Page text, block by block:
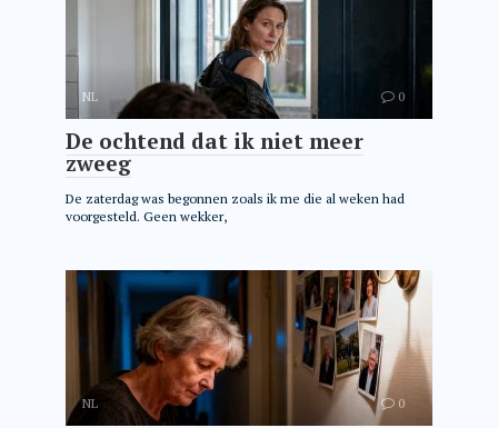
NL 0
De ochtend dat ik niet meer
zweeg
De zaterdag was begonnen zoals ik me die al weken had
voorgesteld. Geen wekker,
NL 0